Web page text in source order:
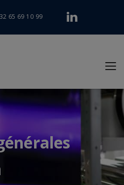
65 69 10 99